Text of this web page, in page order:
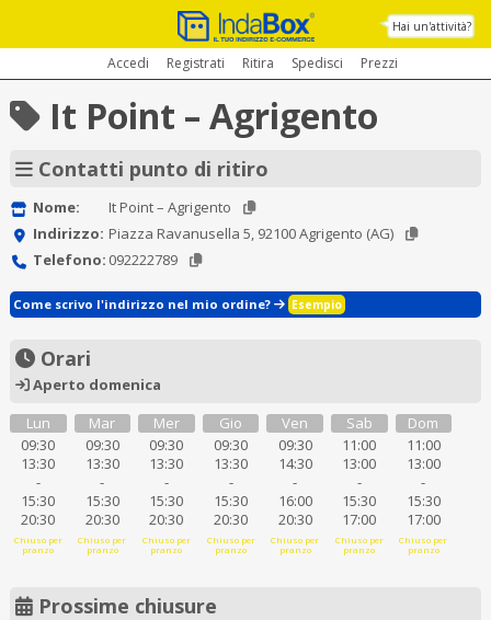
Hai un'attività?
Accedi Registrati Ritira Spedisci Prezzi
It Point – Agrigento
Contatti punto di ritiro
Nome:
It Point – Agrigento
Indirizzo: Piazza Ravanusella 5, 92100 Agrigento (AG)
Telefono: 092222789
Come scrivo l'indirizzo nel mio ordine? Esempio
Orari
Aperto domenica
Lun
09:30
13:30
-
15:30
20:30
Chiuso per
pranzo
Mar
09:30
13:30
-
15:30
20:30
Chiuso per
pranzo
Mer
09:30
13:30
-
15:30
20:30
Chiuso per
pranzo
Gio
09:30
13:30
-
15:30
20:30
Chiuso per
pranzo
Ven
09:30
14:30
-
16:00
20:30
Chiuso per
pranzo
Sab
11:00
13:00
-
15:30
17:00
Chiuso per
pranzo
Dom
11:00
13:00
-
15:30
17:00
Chiuso per
pranzo
Prossime chiusure